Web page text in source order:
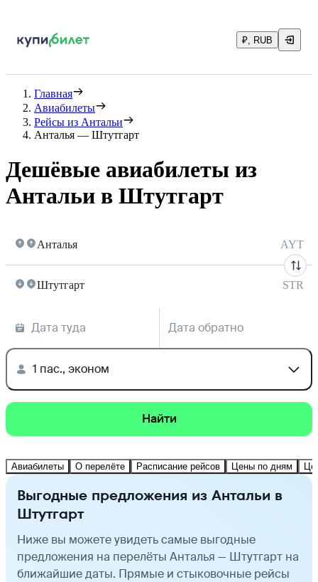
₽, RUB
Главная
Авиабилеты
Рейсы из Антальи
Анталья — Штутгарт
Дешёвые авиабилеты из
Антальи в Штутгарт
Анталья AYT
Штутгарт STR
Дата туда Дата обратно
1 пас., эконом
Найти
Авиабилеты О перелёте Расписание рейсов Цены по дням
Выгодные предложения из Антальи в
Штутгарт
Ниже вы можете увидеть самые выгодные
предложения на перелёты Анталья — Штутгарт на
ближайшие даты. Прямые и стыковочные рейсы